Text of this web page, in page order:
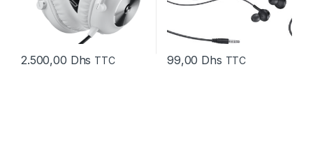
2.500,00 Dhs TTC 99,00 Dhs TTC